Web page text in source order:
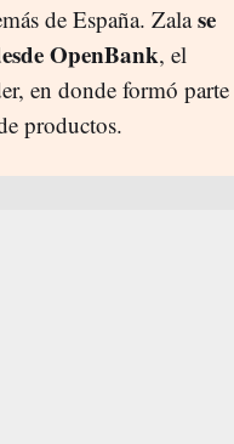
de España. Zalase
OpenBank, el
en donde formó parte
productos.